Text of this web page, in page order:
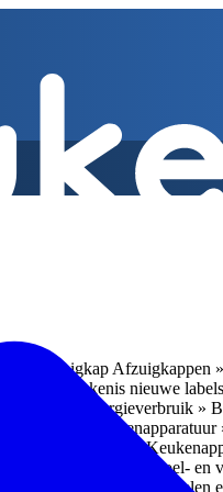
afzuigkap Afzuigkappen
» Betekenis nieuwe labels
praktijk Energieverbruik »
» Inbouwlades
vriezen » Vrijstaande koel- en
Koelen